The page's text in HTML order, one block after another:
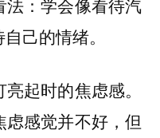
：学会像看待汽
己的情绪。
起时的焦虑感。
感觉并不好，但